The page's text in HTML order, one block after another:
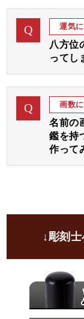
なお、
すので
A
りまし
にして
（吉相
作り致
Q 運気
八方位
ってし
A
気を拝
す。
その後
調して
Q 画数
名前の
鑑を持
作って
ご印鑑
良いと
印相体
↓彫刻